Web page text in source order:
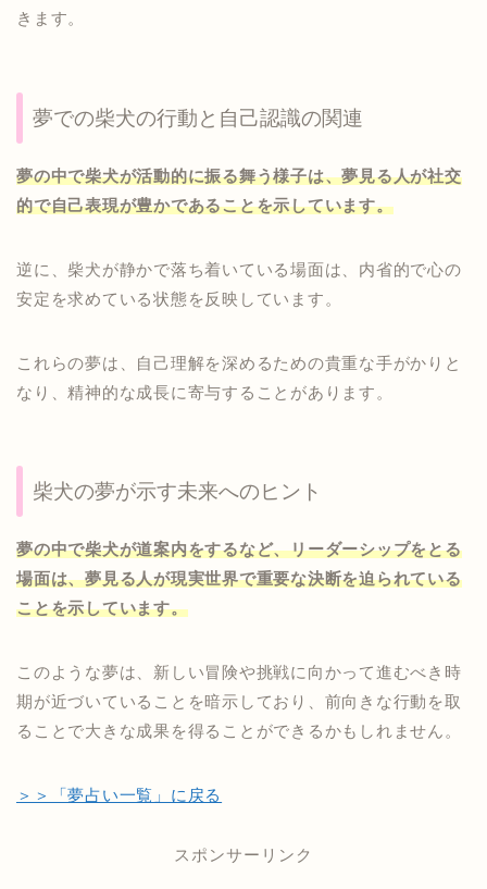
きます。
夢での柴犬の行動と自己認識の関連
夢の中で柴犬が活動的に振る舞う様子は、夢見る人が社交
的で自己表現が豊かであることを示しています。
逆に、柴犬が静かで落ち着いている場面は、内省的で心の
安定を求めている状態を反映しています。
これらの夢は、自己理解を深めるための貴重な手がかりと
なり、精神的な成長に寄与することがあります。
柴犬の夢が示す未来へのヒント
夢の中で柴犬が道案内をするなど、リーダーシップをとる
場面は、夢見る人が現実世界で重要な決断を迫られている
ことを示しています。
このような夢は、新しい冒険や挑戦に向かって進むべき時
期が近づいていることを暗示しており、前向きな行動を取
ることで大きな成果を得ることができるかもしれません。
＞＞「夢占い一覧」に戻る
スポンサーリンク